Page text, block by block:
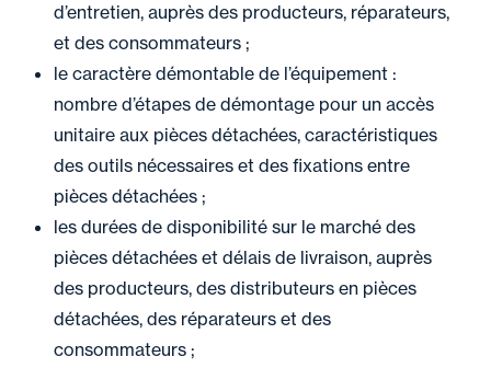
d’entretien, auprès des producteurs, réparateurs,
et des consommateurs ;
le caractère démontable de l’équipement :
nombre d’étapes de démontage pour un accès
unitaire aux pièces détachées, caractéristiques
des outils nécessaires et des fixations entre
pièces détachées ;
les durées de disponibilité sur le marché des
pièces détachées et délais de livraison, auprès
des producteurs, des distributeurs en pièces
détachées, des réparateurs et des
consommateurs ;